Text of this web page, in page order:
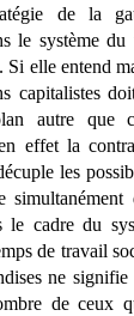
de la
le système
elle entend
capitalistes
autre que
effet la
les
le cadre du
de travail
ne signifie
de ceux